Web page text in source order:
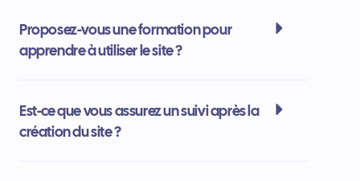
Proposez-vous une formation pour
apprendre à utiliser le site ?
Est-ce que vous assurez un suivi après la
création du site ?